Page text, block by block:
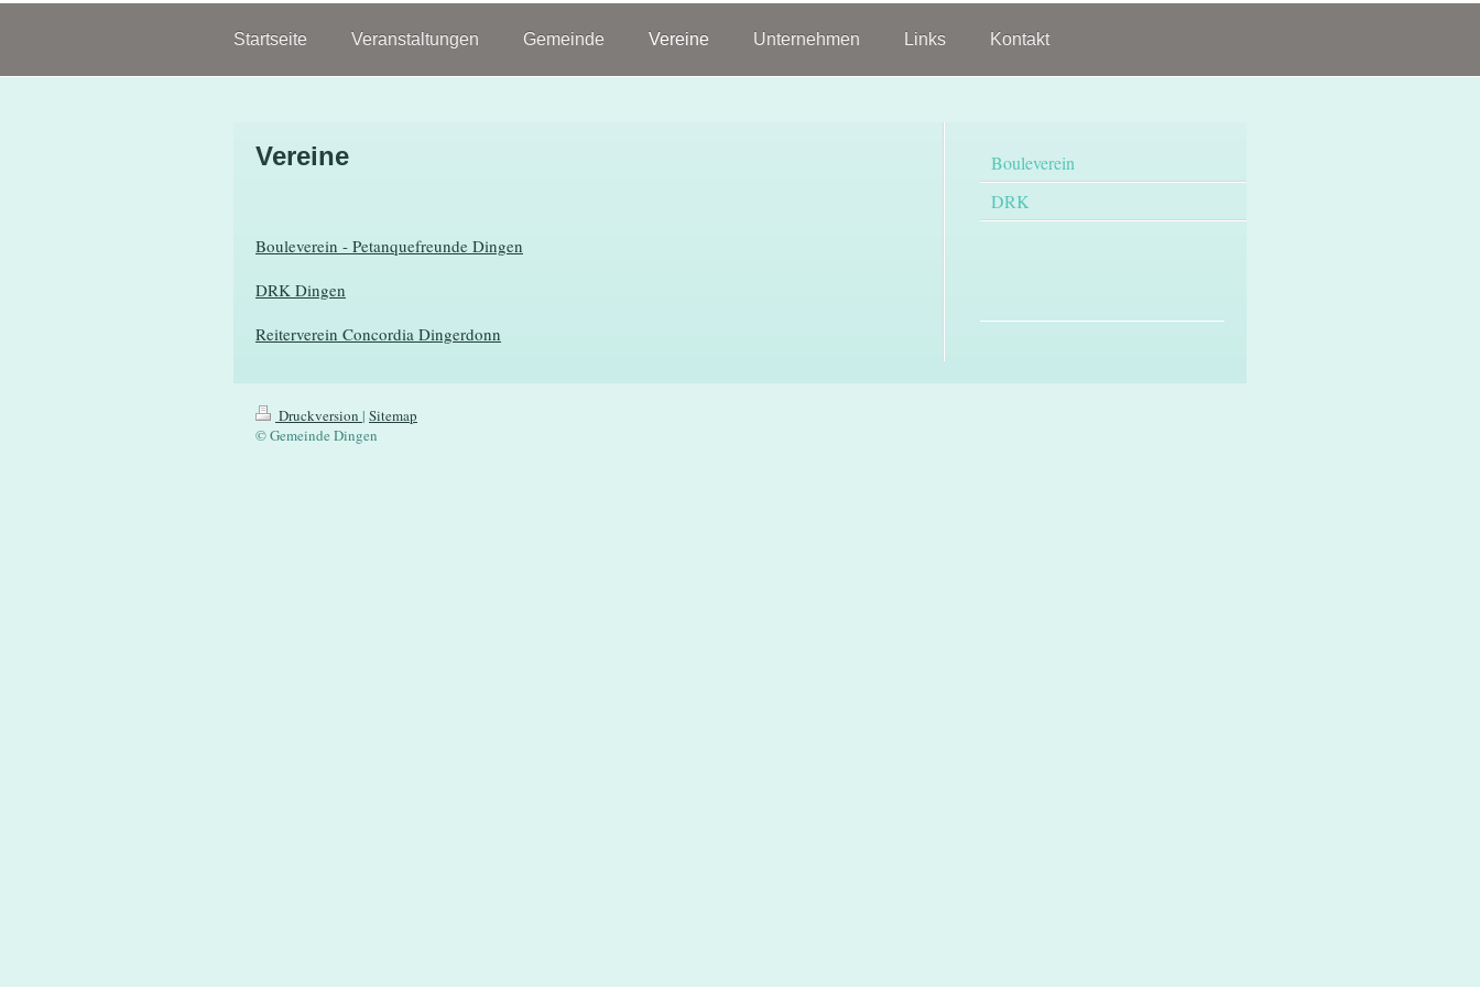
Startseite Veranstaltungen Gemeinde Vereine Unternehmen Links Kontakt
Vereine
Bouleverein - Petanquefreunde Dingen
DRK Dingen
Reiterverein Concordia Dingerdonn
Bouleverein
DRK
Druckversion | Sitemap
© Gemeinde Dingen